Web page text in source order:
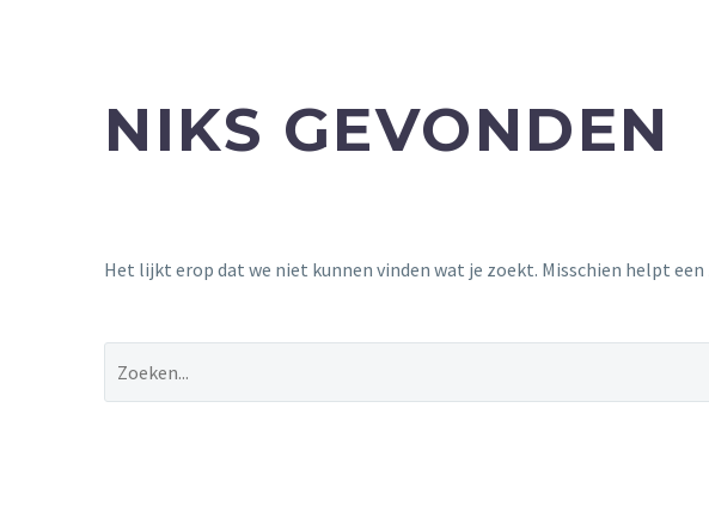
NIKS GEVONDEN
Het lijkt erop dat we niet kunnen vinden wat je zoekt. Misschien helpt